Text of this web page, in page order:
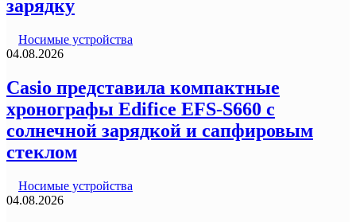
зарядку
Носимые устройства
04.08.2026
Casio представила компактные
хронографы Edifice EFS-S660 с
солнечной зарядкой и сапфировым
стеклом
Носимые устройства
04.08.2026